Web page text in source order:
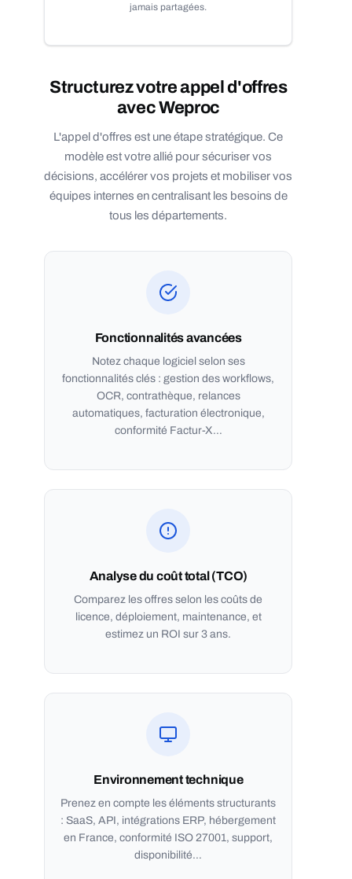
jamais partagées.
Structurez votre appel d'offres
avec Weproc
L'appel d'offres est une étape stratégique. Ce
modèle est votre allié pour sécuriser vos
décisions, accélérer vos projets et mobiliser vos
équipes internes en centralisant les besoins de
tous les départements.
Fonctionnalités avancées
Notez chaque logiciel selon ses
fonctionnalités clés : gestion des workflows,
OCR, contrathèque, relances
automatiques, facturation électronique,
conformité Factur-X…
Analyse du coût total (TCO)
Comparez les offres selon les coûts de
licence, déploiement, maintenance, et
estimez un ROI sur 3 ans.
Environnement technique
Prenez en compte les éléments structurants
: SaaS, API, intégrations ERP, hébergement
en France, conformité ISO 27001, support,
disponibilité…